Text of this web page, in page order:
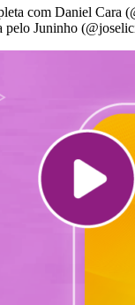
com Daniel Cara
pelo Juninho